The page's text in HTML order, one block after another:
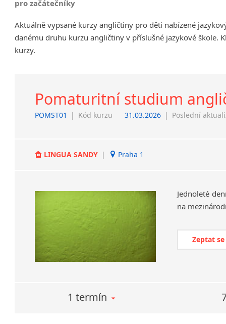
Děčín
Hodonín
Sedlčany
Tišnov
pro začátečníky
Aktuálně vypsané kurzy angličtiny pro děti nabízené
danému druhu kurzu angličtiny v příslušné jazykové škole.
kurzy.
Pomaturitní studium
POMST01 | Kód kurzu 31.03.2026 | Poslední
LINGUA SANDY | Praha 1
Jednoleté
na
Zeptat
1 termín